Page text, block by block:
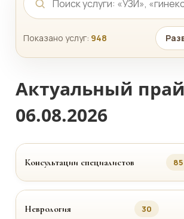
Показано услуг: 948
Актуальный
06.08.2026
Консультации специалистов 85
Неврология 30